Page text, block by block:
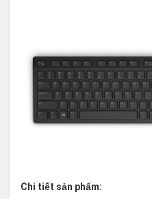
Chi tiết sản phẩm: